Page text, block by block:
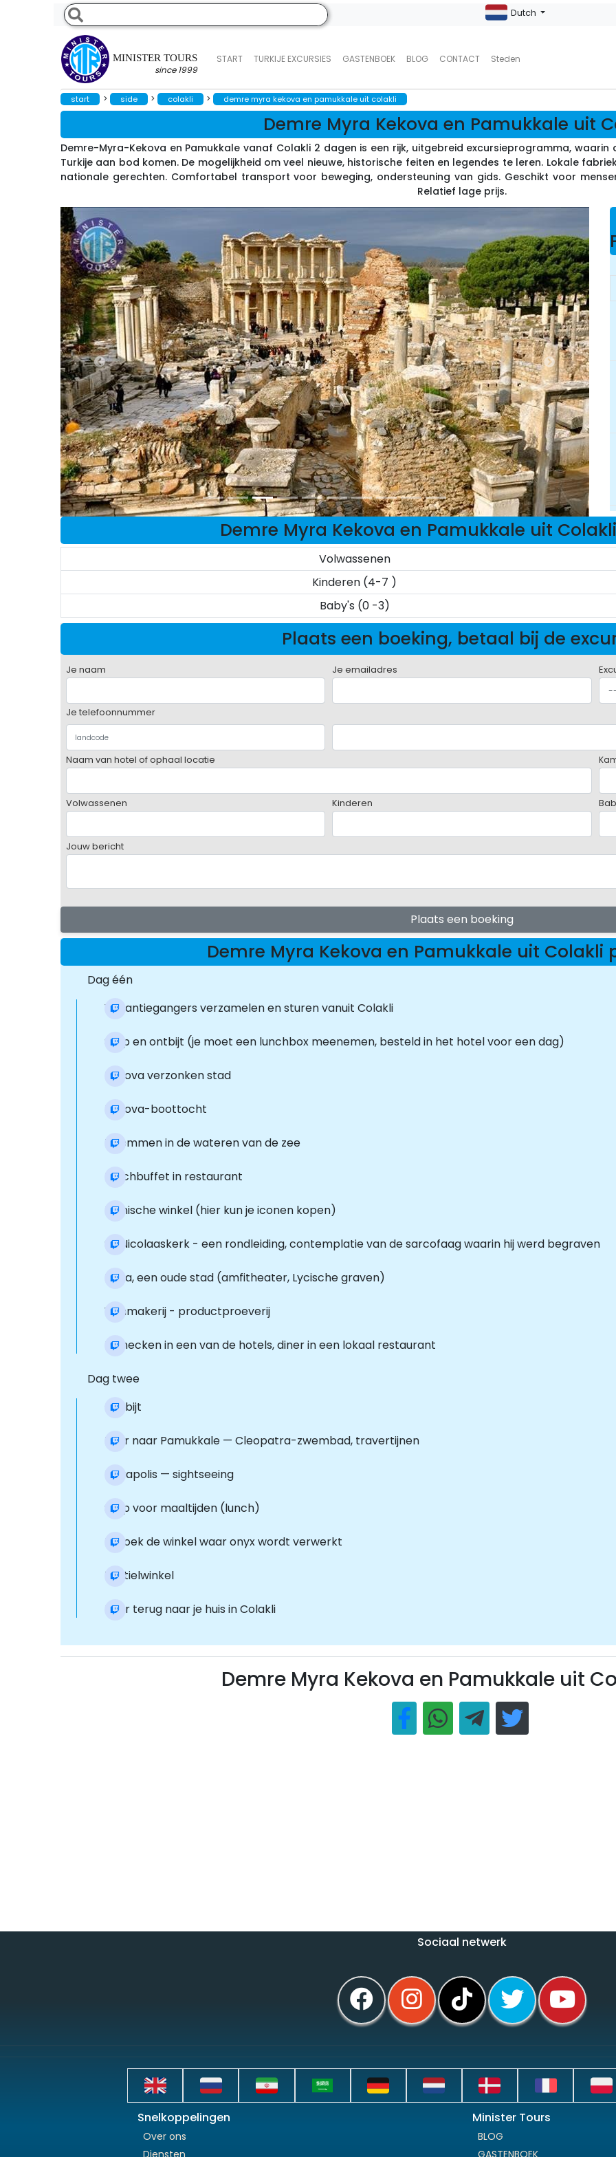
MINISTER TOURS
since 1999
START TURKIJE EXCURSIES GASTENBOEK BLOG CONTACT Steden
Dutch
start > side > colakli > demre myra kekova en pamukkale uit colakli
Demre Myra Kekova en Pamukkale uit
Demre-Myra-Kekova en Pamukkale vanaf Colakli 2 dagen is een rijk, uitgebreid excursieprogramma,
Turkije aan bod komen. De mogelijkheid om veel nieuwe, historische feiten en legendes te leren. Lokale
nationale gerechten. Comfortabel transport voor beweging, ondersteuning van gids. Geschikt voor
Relatief lage prijs.
Demre Myra Kekova en Pamukkale uit
Volwassenen
Kinderen (4-7 )
Baby's (0 -3)
Plaats een boeking, betaal bij de
Je naam Je emailadres
Je telefoonnummer
Naam van hotel of ophaal locatie
Volwassenen Kinderen
Jouw bericht
Plaats een boeking
Demre Myra Kekova en Pamukkale uit
Dag één
Vakantiegangers verzamelen en sturen vanuit Colakli
Stop en ontbijt (je moet een lunchbox meenemen, besteld in het hotel voor een dag)
Kekova verzonken stad
Kekova-boottocht
Zwemmen in de wateren van de zee
Lunchbuffet in restaurant
Iconische winkel (hier kun je iconen kopen)
St. Nicolaaskerk - een rondleiding, contemplatie van de sarcofaag waarin hij werd begraven
Myra, een oude stad (amfitheater, Lycische graven)
Wijnmakerij - productproeverij
Inchecken in een van de hotels, diner in een lokaal restaurant
Dag twee
Ontbijt
Tour naar Pamukkale — Cleopatra-zwembad, travertijnen
Hierapolis — sightseeing
Stop voor maaltijden (lunch)
Bezoek de winkel waar onyx wordt verwerkt
Textielwinkel
Keer terug naar je huis in Colakli
Demre Myra Kekova en Pamukkale uit
Sociaal netwerk
Snelkoppelingen
Over ons
Diensten
Minister Tours
BLOG
GASTENBOEK